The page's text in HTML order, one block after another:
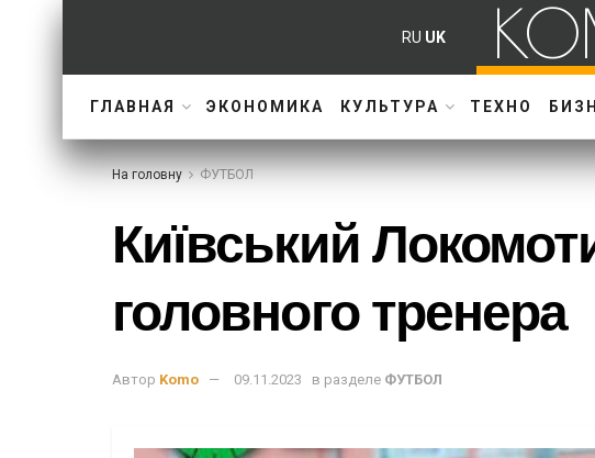
RU UK
ГЛАВНАЯ ЭКОНОМИКА КУЛЬТУРА ТЕХНО
На головну ФУТБОЛ
Київський
головного тренера
Автор Komo 09.11.2023 в разделе ФУТБОЛ